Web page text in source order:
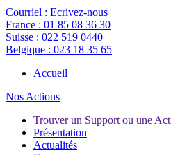
Courriel : Ecrivez-nous
France : 01 85 08 36 30
Suisse : 022 519 0440
Belgique : 023 18 35 65
Accueil
Nos Actions
Trouver un Support ou une
Présentation
Actualités